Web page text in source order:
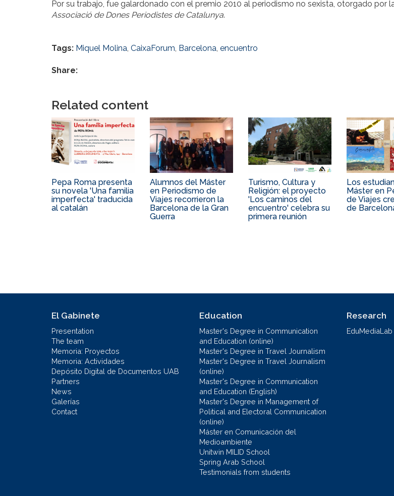
Por su trabajo, fue galardonado con el premio 2010 al periodismo no sexista, otorgado por
Associació de Dones Periodistes de Catalunya.
Tags: Miquel Molina, CaixaForum, Barcelona, encuentro
Share:
Related content
Pepa Roma presenta
su novela 'Una familia
imperfecta' traducida
al catalán
Alumnos del Máster
en Periodismo de
Viajes recorrieron la
Barcelona de la Gran
Guerra
Turismo, Cultura y
Religión: el proyecto
'Los caminos del
encuentro' celebra su
primera reunión
Los
Máster en
de Viajes
de
El Gabinete
Presentation
The team
Memoria: Proyectos
Memoria: Actividades
Depósito Digital de Documentos UAB
Partners
News
Galerías
Contact
Education
Master's Degree in Communication
and Education (online)
Master's Degree in Travel Journalism
Master's Degree in Travel Journalism
(online)
Master's Degree in Communication
and Education (English)
Master's Degree in Management of
Political and Electoral Communication
(online)
Máster en Comunicación del
Medioambiente
Unitwin MILID School
Spring Arab School
Testimonials from students
Research
EduMediaLab